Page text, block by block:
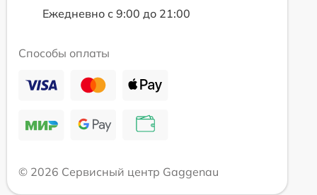
Ежедневно с 9:00 до 21:00
Способы оплаты
© 2026 Сервисный центр Gaggenau